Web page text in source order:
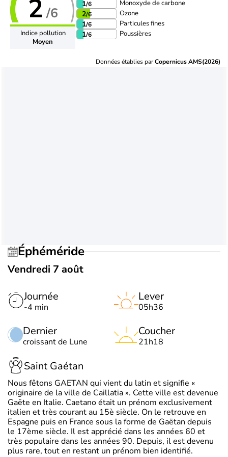
2 /6
Indice pollution
Moyen
1/6 Monoxyde de carbone
2/6 Ozone
1/6 Particules fines
1/6 Poussières
Données établies parCopernicus AMS(2026)
Éphéméride
Vendredi 7 août
Journée
-4 min
Dernier
croissant de Lune
Lever
05h36
Coucher
21h18
Saint Gaétan
Nous fêtons GAETAN qui vient du latin et signifie «
originaire de la ville de Caillatia ». Cette ville est devenue
Gaëte en Italie. Caetano était un prénom exclusivement
italien et très courant au 15è siècle. On le retrouve en
Espagne puis en France sous la forme de Gaëtan depuis
le 17ème siècle. Il est apprécié dans les années 60 et
très populaire dans les années 90. Depuis, il est devenu
plus rare, tout en restant un prénom bien identifié.